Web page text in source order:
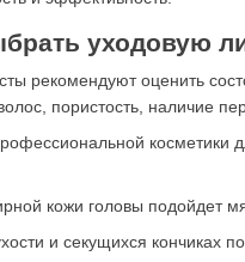
уходовую
рекомендуют оценить
пористость, наличие
косметики
кожи головы подойдет
и секущихся кончиках